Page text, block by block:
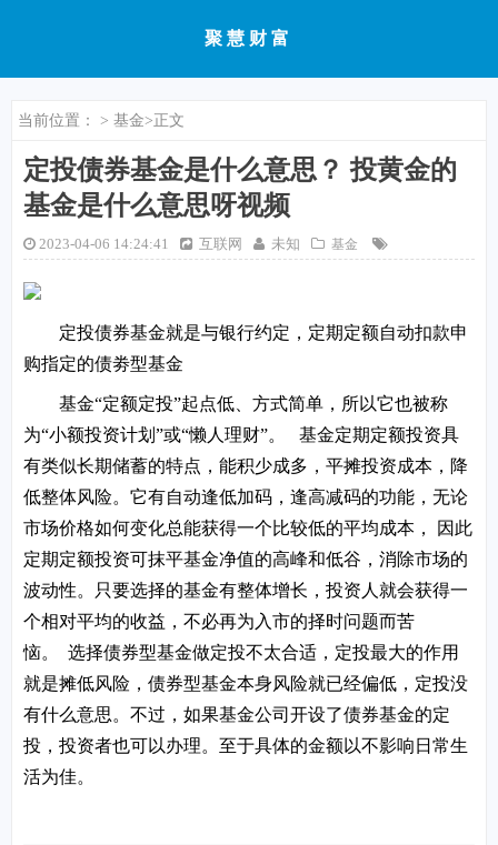
聚慧财富
当前位置： > 基金>正文
定投债券基金是什么意思？ 投黄金的
基金是什么意思呀视频
2023-04-06 14:24:41 互联网 未知 基金
定投债券基金就是与银行约定，定期定额自动扣款申
购指定的债劵型基金
基金“定额定投”起点低、方式简单，所以它也被称
为“小额投资计划”或“懒人理财”。 基金定期定额投资具
有类似长期储蓄的特点，能积少成多，平摊投资成本，降
低整体风险。它有自动逢低加码，逢高减码的功能，无论
市场价格如何变化总能获得一个比较低的平均成本， 因此
定期定额投资可抹平基金净值的高峰和低谷，消除市场的
波动性。只要选择的基金有整体增长，投资人就会获得一
个相对平均的收益，不必再为入市的择时问题而苦
恼。 选择债券型基金做定投不太合适，定投最大的作用
就是摊低风险，债券型基金本身风险就已经偏低，定投没
有什么意思。不过，如果基金公司开设了债券基金的定
投，投资者也可以办理。至于具体的金额以不影响日常生
活为佳。